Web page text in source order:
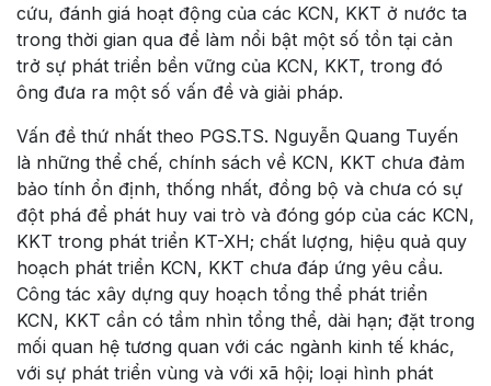
cứu, đánh giá hoạt động của các KCN, KKT ở nước ta
trong thời gian qua để làm nổi bật một số tồn tại cản
trở sự phát triển bền vững của KCN, KKT, trong đó
ông đưa ra một số vấn đề và giải pháp.
Vấn đề thứ nhất theo PGS.TS. Nguyễn Quang Tuyến
là những thể chế, chính sách về KCN, KKT chưa đảm
bảo tính ổn định, thống nhất, đồng bộ và chưa có sự
đột phá để phát huy vai trò và đóng góp của các KCN,
KKT trong phát triển KT-XH; chất lượng, hiệu quả quy
hoạch phát triển KCN, KKT chưa đáp ứng yêu cầu.
Công tác xây dựng quy hoạch tổng thể phát triển
KCN, KKT cần có tầm nhìn tổng thể, dài hạn; đặt trong
mối quan hệ tương quan với các ngành kinh tế khác,
với sự phát triển vùng và với xã hội; loại hình phát